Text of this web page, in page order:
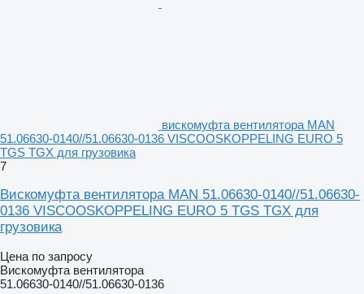
вискомуфта вентилятора MAN
51.06630-0140//51.06630-0136 VISCOOSKOPPELING EURO 5
TGS TGX для грузовика
7
Вискомуфта вентилятора MAN 51.06630-0140//51.06630-
0136 VISCOOSKOPPELING EURO 5 TGS TGX для
грузовика
Цена по запросу
Вискомуфта вентилятора
51.06630-0140//51.06630-0136